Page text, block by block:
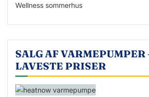
Wellness sommerhus
SALG AF VARMEPUMPER
LAVESTE PRISER